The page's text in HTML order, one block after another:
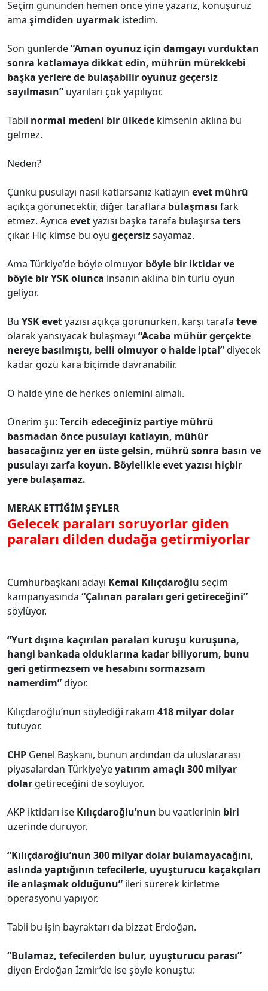
Seçim gününden hemen önce yine yazarız, konuşuruz
ama şimdiden uyarmak istedim.
Son günlerde“Aman oyunuz için damgayı vurduktan
sonra katlamaya dikkat edin, mührün mürekkebi
başka yerlere de bulaşabilir oyunuz geçersiz
sayılmasın” uyarıları çok yapılıyor.
Tabii normal medeni bir ülkede kimsenin aklına bu
gelmez.
Neden?
Çünkü pusulayı nasıl katlarsanız katlayın evet mührü
açıkça görünecektir, diğer taraflara bulaşması fark
etmez. Ayrıca evetyazısı başka tarafa bulaşırsa ters
çıkar. Hiç kimse bu oyu geçersizsayamaz.
Ama Türkiye’de böyle olmuyor böyle bir iktidar ve
böyle bir YSK olunca insanın aklına bin türlü oyun
geliyor.
Bu YSKevetyazısı açıkça görünürken, karşı tarafa teve
olarak yansıyacak bulaşmayı “Acaba mühür gerçekte
nereye basılmıştı, belli olmuyor o halde iptal”diyecek
kadar gözü kara biçimde davranabilir.
O halde yine de herkes önlemini almalı.
Önerim şu: Tercih edeceğiniz partiye mührü
basmadan önce pusulayı katlayın, mühür
basacağınız yer en üste gelsin, mührü sonra basın ve
pusulayı zarfa koyun. Böylelikle evet yazısı hiçbir
yere bulaşamaz.
MERAK ETTİĞİM ŞEYLER
Gelecek paraları soruyorlar giden
paraları dilden dudağa getirmiyorlar
Cumhurbaşkanı adayı Kemal Kılıçdaroğlu seçim
kampanyasında “Çalınan paraları geri getireceğini”
söylüyor.
“Yurt dışına kaçırılan paraları kuruşu kuruşuna,
hangi bankada olduklarına kadar biliyorum, bunu
geri getirmezsem ve hesabını sormazsam
namerdim”diyor.
Kılıçdaroğlu’nun söylediği rakam 418 milyar dolar
tutuyor.
CHP Genel Başkanı, bunun ardından da uluslararası
piyasalardan Türkiye’yeyatırım amaçlı 300 milyar
dolar getireceğini de söylüyor.
AKP iktidarı ise Kılıçdaroğlu’nun bu vaatlerinin biri
üzerinde duruyor.
“Kılıçdaroğlu’nun 300 milyar dolar bulamayacağını,
aslında yaptığının tefecilerle, uyuşturucu kaçakçıları
ile anlaşmak olduğunu” ileri sürerek kirletme
operasyonu yapıyor.
Tabii bu işin bayraktarı da bizzat Erdoğan.
“Bulamaz, tefecilerden bulur, uyuşturucu parası”
diyen Erdoğan İzmir’de ise şöyle konuştu: